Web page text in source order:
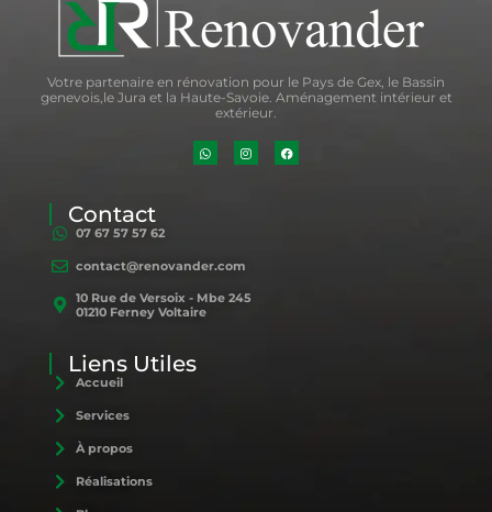
Votre partenaire en rénovation pour le Pays de Gex, le Bassin
genevois,le Jura et la Haute-Savoie. Aménagement intérieur et
extérieur.
Contact
07 67 57 57 62
contact@renovander.com
10 Rue de Versoix - Mbe 245
01210 Ferney Voltaire
Liens Utiles
Accueil
Services
À propos
Réalisations